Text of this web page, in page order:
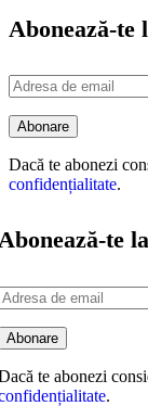
Abonează-te
Dacă te abonezi
confidențialitate.
te
te abonezi
.